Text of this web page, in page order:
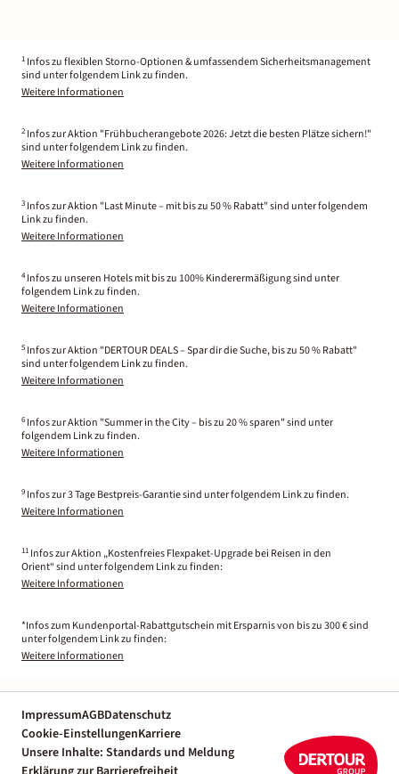
1 Infos zu flexiblen Storno-Optionen & umfassendem Sicherheitsmanagement
sind unter folgendem Link zu finden.
Weitere Informationen
2 Infos zur Aktion "Frühbucherangebote 2026: Jetzt die besten Plätze sichern!"
sind unter folgendem Link zu finden.
Weitere Informationen
3 Infos zur Aktion "Last Minute – mit bis zu 50 % Rabatt" sind unter folgendem
Link zu finden.
Weitere Informationen
4 Infos zu unseren Hotels mit bis zu 100% Kinderermäßigung sind unter
folgendem Link zu finden.
Weitere Informationen
5 Infos zur Aktion "DERTOUR DEALS – Spar dir die Suche, bis zu 50 % Rabatt"
sind unter folgendem Link zu finden.
Weitere Informationen
6 Infos zur Aktion "Summer in the City – bis zu 20 % sparen" sind unter
folgendem Link zu finden.
Weitere Informationen
9 Infos zur 3 Tage Bestpreis-Garantie sind unter folgendem Link zu finden.
Weitere Informationen
11 Infos zur Aktion „Kostenfreies Flexpaket-Upgrade bei Reisen in den
Orient“ sind unter folgendem Link zu finden:
Weitere Informationen
*Infos zum Kundenportal-Rabattgutschein mit Ersparnis von bis zu 300 € sind
unter folgendem Link zu finden:
Weitere Informationen
ImpressumAGBDatenschutz
Cookie-EinstellungenKarriere
Unsere Inhalte: Standards und Meldung